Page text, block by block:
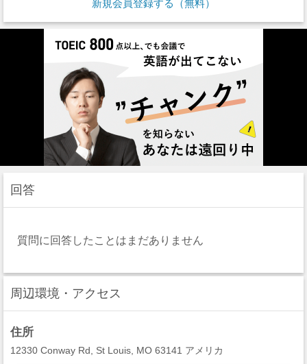
新規会員登録する（無料）
回答
質問に回答したことはまだありません
周辺環境・アクセス
住所
12330 Conway Rd, St Louis, MO 63141 アメリカ